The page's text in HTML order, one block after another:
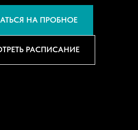
НА ПРОБНОЕ
РАСПИСАНИЕ